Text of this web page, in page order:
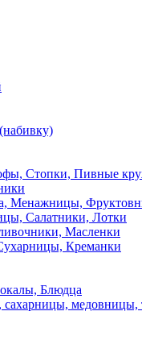
Стопки, Пивные
Менажницы,
Салатники, Лотки
Масленки
Креманки
Блюдца
сахарницы, медовницы,